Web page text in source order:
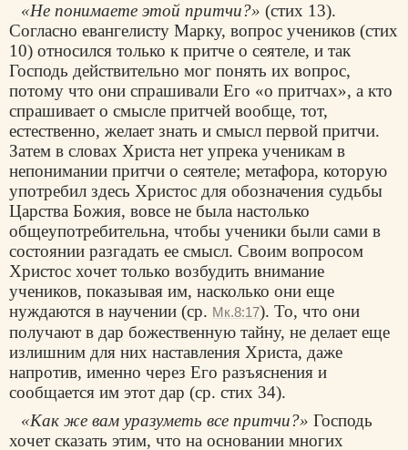
«Не понимаете этой притчи?» (стих 13).
Согласно евангелисту Марку, вопрос учеников (стих
10) относился только к притче о сеятеле, и так
Господь действительно мог понять их вопрос,
потому что они спрашивали Его «о притчах», а кто
спрашивает о смысле притчей вообще, тот,
естественно, желает знать и смысл первой притчи.
Затем в словах Христа нет упрека ученикам в
непонимании притчи о сеятеле; метафора, которую
употребил здесь Христос для обозначения судьбы
Царства Божия, вовсе не была настолько
общеупотребительна, чтобы ученики были сами в
состоянии разгадать ее смысл. Своим вопросом
Христос хочет только возбудить внимание
учеников, показывая им, насколько они еще
нуждаются в научении (ср. Мк.8:17). То, что они
получают в дар божественную тайну, не делает еще
излишним для них наставления Христа, даже
напротив, именно через Его разъяснения и
сообщается им этот дар (ср. стих 34).
«Как же вам уразуметь все притчи?» Господь
хочет сказать этим, что на основании многих